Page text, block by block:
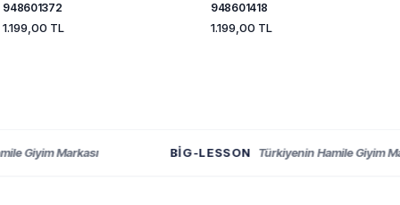
948601372
1.199,00 TL
948601418
1.199,00 TL
Markası BIG-LESSON Türkiyenin Hamile Giyim